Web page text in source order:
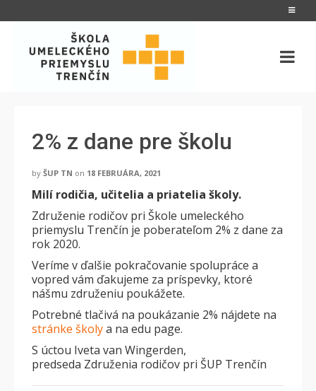
2% z dane pre školu
by ŠUP TN on 18 FEBRUÁRA, 2021
Milí rodičia, učitelia a priatelia školy.
Združenie rodičov pri Škole umeleckého
priemyslu Trenčín je poberateľom 2% z dane za
rok 2020.
Veríme v ďalšie pokračovanie spolupráce a
vopred vám ďakujeme za príspevky, ktoré
nášmu združeniu poukážete.
Potrebné tlačivá na poukázanie 2% nájdete na
stránke školya na edu page.
S úctou Iveta van Wingerden,
predseda Združenia rodičov pri ŠUP Trenčín